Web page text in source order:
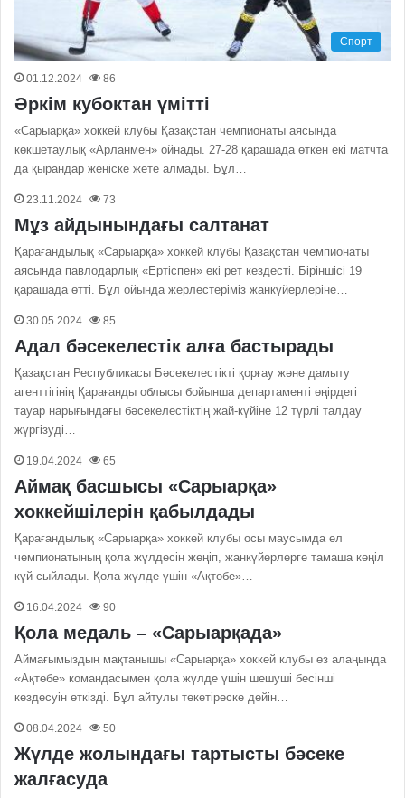
Спорт
01.12.2024 86
Әркім кубоктан үмітті
«Сарыарқа» хоккей клубы Қазақстан чемпионаты аясында
көкшетаулық «Арланмен» ойнады. 27-28 қарашада өткен екі матчта
да қырандар жеңіске жете алмады. Бұл…
23.11.2024 73
Мұз айдынындағы салтанат
Қарағандылық «Сарыарқа» хоккей клубы Қазақстан чемпионаты
аясында павлодарлық «Ертіспен» екі рет кездесті. Біріншісі 19
қарашада өтті. Бұл ойында жерлестеріміз жанкүйерлеріне…
30.05.2024 85
Адал бәсекелестік алға бастырады
Қазақстан Республикасы Бәсекелестікті қорғау және дамыту
агенттігінің Қарағанды облысы бойынша департаменті өңірдегі
тауар нарығындағы бәсекелестіктің жай-күйіне 12 түрлі талдау
жүргізуді…
19.04.2024 65
Аймақ басшысы «Сарыарқа»
хоккейшілерін қабылдады
Қарағандылық «Сарыарқа» хоккей клубы осы маусымда ел
чемпионатының қола жүлдесін жеңіп, жанкүйерлерге тамаша көңіл
күй сыйлады. Қола жүлде үшін «Ақтөбе»…
16.04.2024 90
Қола медаль – «Сарыарқада»
Аймағымыздың мақтанышы «Сарыарқа» хоккей клубы өз алаңында
«Ақтөбе» командасымен қола жүлде үшін шешуші бесінші
кездесуін өткізді. Бұл айтулы текетіреске дейін…
08.04.2024 50
Жүлде жолындағы тартысты бәсеке
жалғасуда